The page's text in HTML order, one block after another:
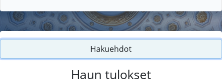
Hakuehdot
Haun tulokset